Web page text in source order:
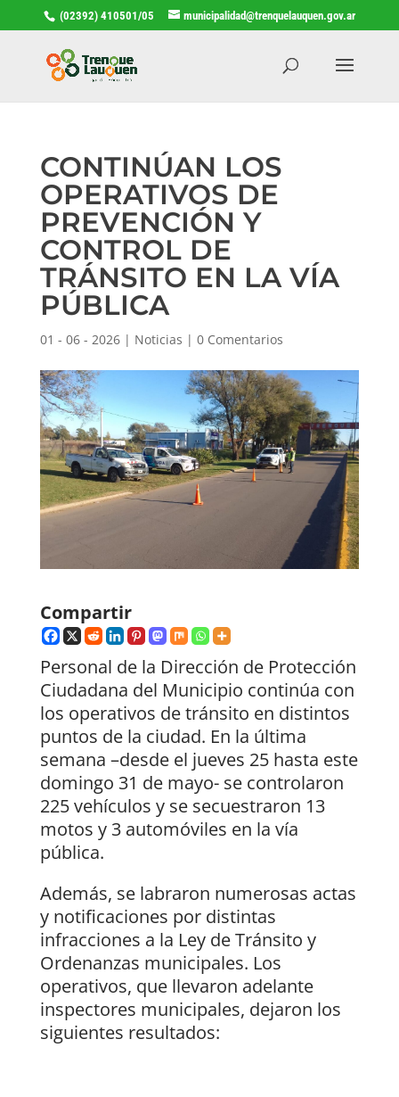
(02392) 410501/05 municipalidad@trenquelauquen.gov.ar
CONTINÚAN LOS
OPERATIVOS DE
PREVENCIÓN Y
CONTROL DE
TRÁNSITO EN LA VÍA
PÚBLICA
01 - 06 - 2026| Noticias | 0 Comentarios
Compartir
Personal de la Dirección de Protección
Ciudadana del Municipio continúa con
los operativos de tránsito en distintos
puntos de la ciudad. En la última
semana –desde el jueves 25 hasta este
domingo 31 de mayo- se controlaron
225 vehículos y se secuestraron 13
motos y 3 automóviles en la vía
pública.
Además, se labraron numerosas actas
y notificaciones por distintas
infracciones a la Ley de Tránsito y
Ordenanzas municipales. Los
operativos, que llevaron adelante
inspectores municipales, dejaron los
siguientes resultados: